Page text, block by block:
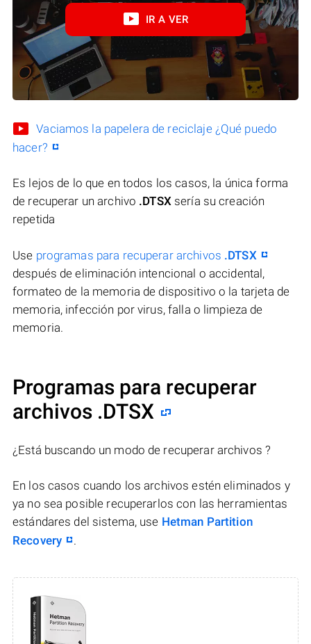
IR A VER
Vaciamos la papelera de reciclaje ¿Qué puedo
hacer?
Es lejos de lo que en todos los casos, la única forma
de recuperar un archivo .DTSXsería su creación
repetida
Use programas para recuperar archivos .DTSX
después de eliminación intencional o accidental,
formateo de la memoria de dispositivo o la tarjeta de
memoria, infección por virus, falla o limpieza de
memoria.
Programas para recuperar
archivos .DTSX
¿Está buscando un modo de recuperar archivos ?
En los casos cuando los archivos estén eliminados y
ya no sea posible recuperarlos con las herramientas
estándares del sistema, use Hetman Partition
Recovery
.